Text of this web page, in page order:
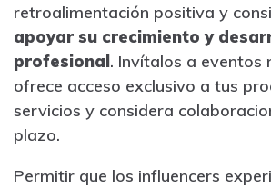
retroalimentación positiva y
apoyar su crecimiento y
profesional. Invítalos a eventos
ofrece acceso exclusivo a tus
servicios y considera
plazo.
Permitir que los influencers